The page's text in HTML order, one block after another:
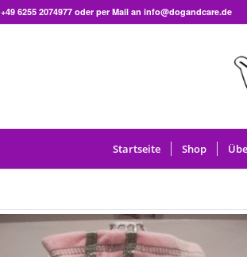
+49 6255 2074977oder per Mail an info@dogandcare.de
Startseite Shop